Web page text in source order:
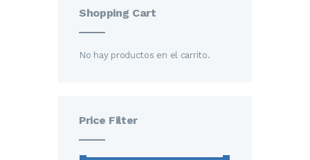
Shopping Cart
No hay productos en el carrito.
Price Filter